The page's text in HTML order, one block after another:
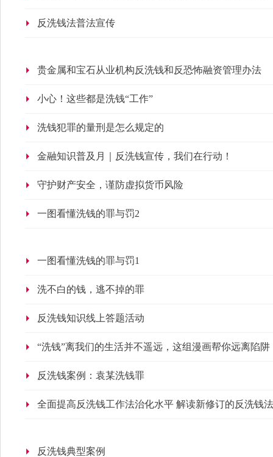
反洗钱法普法宣传
贵金属和宝石从业机构反洗钱和反恐怖融资管理办法
小心！这些都是洗钱“工作”
洗钱犯罪的量刑是怎么规定的
金融知识普及月｜反洗钱宣传，我们在行动！
守护财产安全，谨防虚拟货币风险
一图看懂洗钱的罪与罚2
一图看懂洗钱的罪与罚1
洗不白的钱，逃不掉的罪
反洗钱知识线上答题活动
“洗钱”离我们的生活并不遥远，这组漫画帮你远离陷阱
反洗钱案例：袁某洗钱罪
全面提高反洗钱工作法治化水平 解读新修订的反洗钱法
反洗钱典型案例